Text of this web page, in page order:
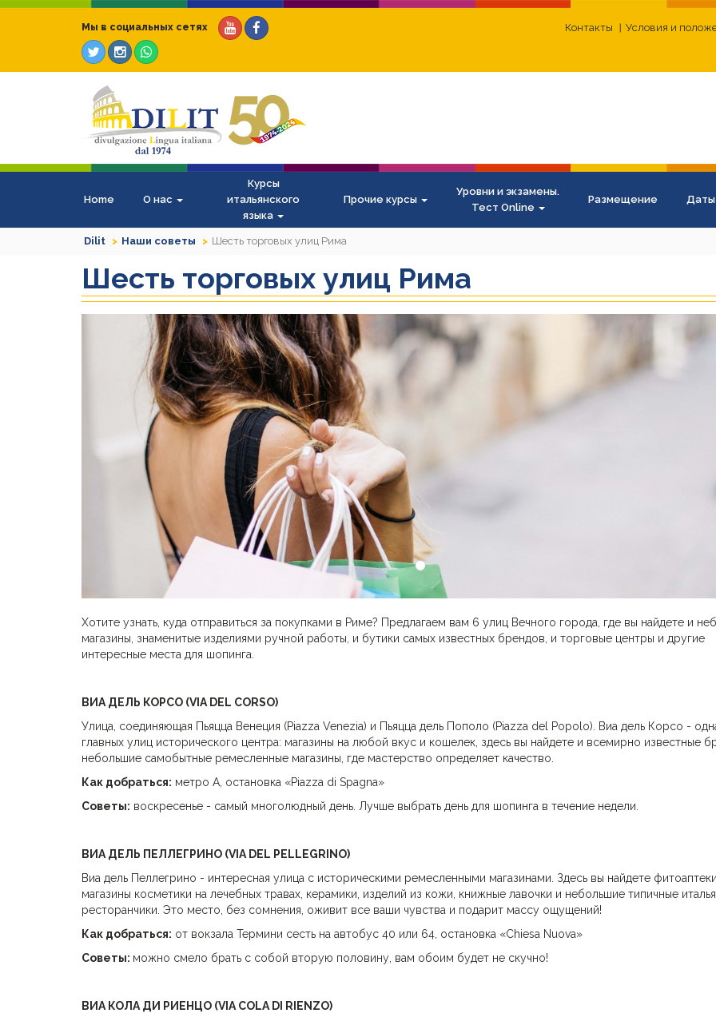
Контакты Условия и
Мы в социальных сетях
Home О нас
Курсы
итальянского
языка
Прочие курсы
Уровни и экзамены.
Тест Online
Размещение
Dilit Наши советы Шесть торговых улиц Рима
Шесть торговых улиц Рима
Хотите узнать, куда отправиться за покупками в Риме? Предлагаем вам 6 улиц Вечного города, где вы найдете и
магазины, знаменитые изделиями ручной работы, и бутики самых известных брендов, и торговые центры и другие
интересные места для шопинга.
ВИА ДЕЛЬ КОРСО (VIA DEL CORSO)
Улица, соединяющая Пьяцца Венеция (Piazza Venezia) и Пьяцца дель Пополо (Piazza del Popolo). Виа дель Корсо -
главных улиц исторического центра: магазины на любой вкус и кошелек, здесь вы найдете и всемирно известные
небольшие самобытные ремесленные магазины, где мастерство определяет качество.
Как добраться: метро А, остановка «Piazza di Spagna»
Советы: воскресенье - самый многолюдный день. Лучше выбрать день для шопинга в течение недели.
ВИА ДЕЛЬ ПЕЛЛЕГРИНО (VIA DEL PELLEGRINO)
Виа дель Пеллегрино - интересная улица с историческими ремесленными магазинами. Здесь вы найдете фитоаптеки,
магазины косметики на лечебных травах, керамики, изделий из кожи, книжные лавочки и небольшие типичные
ресторанчики. Это место, без сомнения, оживит все ваши чувства и подарит массу ощущений!
Как добраться: от вокзала Термини сесть на автобус 40 или 64, остановка «Chiesa Nuova»
Советы: можно смело брать с собой вторую половину, вам обоим будет не скучно!
ВИА КОЛА ДИ РИЕНЦО (VIA COLA DI RIENZO)